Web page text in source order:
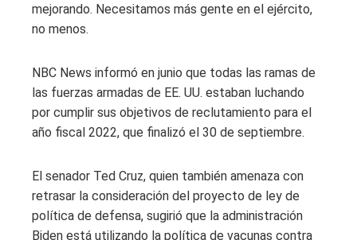
mejorando. Necesitamos más gente en el ejército,
no menos.
NBC News informó en junio que todas las ramas de
las fuerzas armadas de EE. UU. estaban luchando
por cumplir sus objetivos de reclutamiento para el
año fiscal 2022, que finalizó el 30 de septiembre.
El senador Ted Cruz, quien también amenaza con
retrasar la consideración del proyecto de ley de
política de defensa, sugirió que la administración
Biden está utilizando la política de vacunas contra